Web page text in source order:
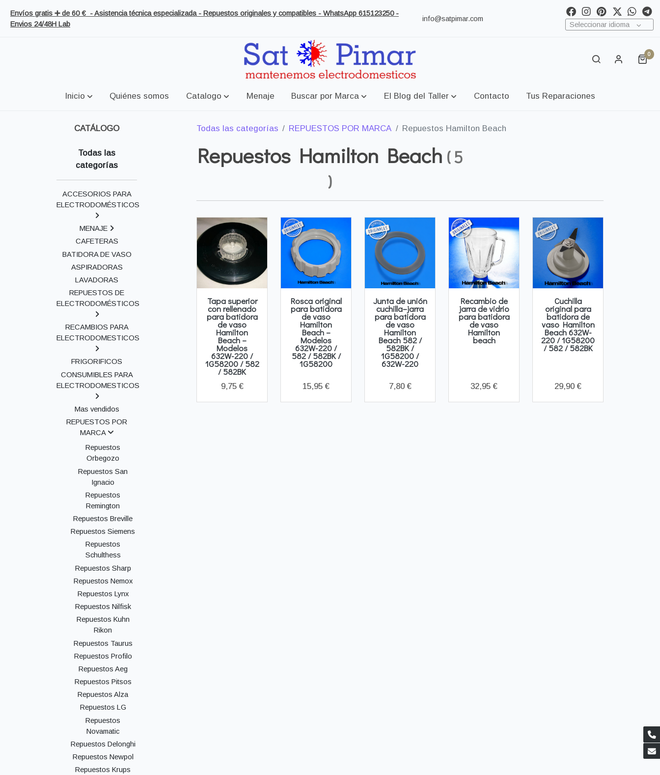
Envíos gratis ➕ de 60 € - Asistencia técnica especializada - Repuestos originales y compatibles - WhatsApp 615123250 -
Envios 24/48H Lab
info@satpimar.com
Seleccionar idioma
0
Inicio Quiénes somos Catalogo Menaje Buscar por Marca El Blog del Taller Contacto Tus Reparaciones
CATÁLOGO
Todas las
categorías
ACCESORIOS PARA
ELECTRODOMÉSTICOS
MENAJE
CAFETERAS
BATIDORA DE VASO
ASPIRADORAS
LAVADORAS
REPUESTOS DE
ELECTRODOMÉSTICOS
RECAMBIOS PARA
ELECTRODOMESTICOS
FRIGORIFICOS
CONSUMIBLES PARA
ELECTRODOMESTICOS
Mas vendidos
REPUESTOS POR
MARCA
Repuestos
Orbegozo
Repuestos San
Ignacio
Repuestos
Remington
Repuestos Breville
Repuestos Siemens
Repuestos
Schulthess
Repuestos Sharp
Repuestos Nemox
Repuestos Lynx
Repuestos Nilfisk
Repuestos Kuhn
Rikon
Repuestos Taurus
Repuestos Profilo
Repuestos Aeg
Repuestos Pitsos
Repuestos Alza
Repuestos LG
Repuestos
Novamatic
Repuestos Delonghi
Repuestos Newpol
Repuestos Krups
Todas las categorías REPUESTOS POR MARCA Repuestos Hamilton Beach
Repuestos Hamilton Beach (5
)
Tapa superior
con rellenado
para batidora
de vaso
Hamilton
Beach –
Modelos
632W-220 /
1G58200 / 582
/ 582BK
9,75 €
Rosca original
para batidora
de vaso
Hamilton
Beach –
Modelos
632W-220 /
582 / 582BK /
1G58200
15,95 €
Junta de unión
cuchilla–jarra
para batidora
de vaso
Hamilton
Beach 582 /
582BK /
1G58200 /
632W-220
7,80 €
Recambio de
jarra de vidrio
para batidora
de vaso
Hamilton
beach
32,95 €
Cuchilla
original para
batidora de
vaso Hamilton
Beach 632W-
220 / 1G58200
/ 582 / 582BK
29,90 €